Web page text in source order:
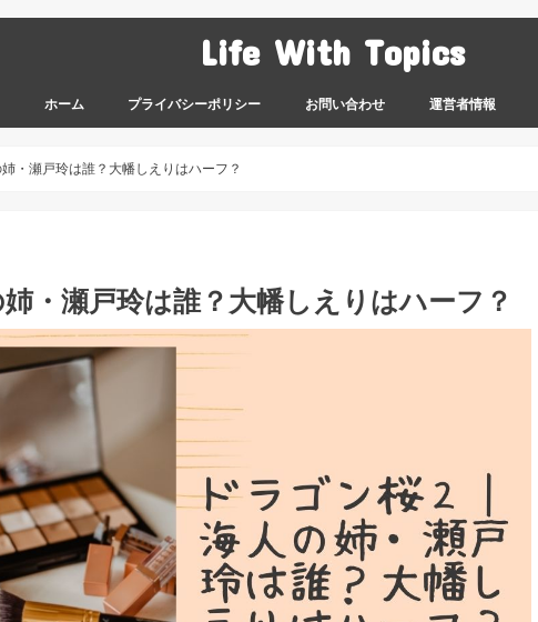
Life With Topics
ホーム プライバシーポリシー お問い合わせ 運営者情報
・瀬戸玲は誰？大幡しえりはハーフ？
姉・瀬戸玲は誰？大幡しえりはハーフ？